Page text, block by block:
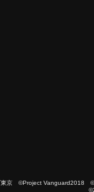
京 ©Project Vanguard2018